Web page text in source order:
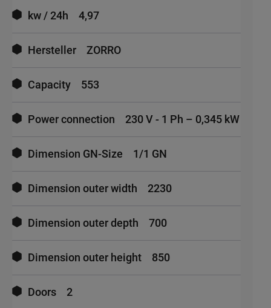
kw / 24h 4,97
Hersteller ZORRO
Capacity 553
Power connection 230 V - 1 Ph – 0,345 kW
Dimension GN-Size 1/1 GN
Dimension outer width 2230
Dimension outer depth 700
Dimension outer height 850
Doors 2